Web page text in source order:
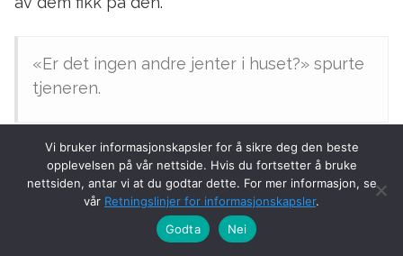
«Er det ingen andre jenter i huset?» spurte
tjeneren.
«Nei,» sa stemoren raskt. «Ingen andre.»
Men da hørtes en stemme fra kjøkkenet:
Vi bruker informasjonskapsler for å sikre deg den beste
opplevelsen på vår nettside. Hvis du fortsetter å bruke
nettsiden, antar vi at du godtar dette. For mer informasjon, se
vår Retningslinjer for informasjonskapsler.
Godta
Nei